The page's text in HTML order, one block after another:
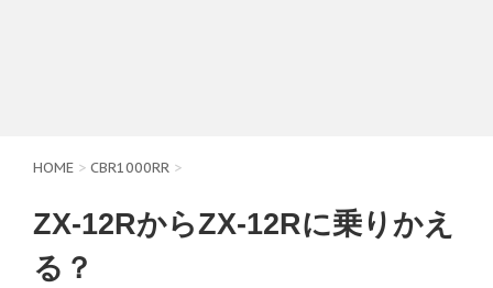
HOME > CBR1000RR >
ZX-12RからZX-12Rに乗りかえ
る？